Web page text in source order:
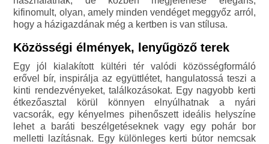
kifinomult, olyan, amely minden vendéget meggyőz arról,
hogy a házigazdának még a kertben is van stílusa.
Közösségi élmények, lenyűgöző terek
Egy jól kialakított kültéri tér valódi közösségformáló
erővel bír, inspirálja az együttlétet, hangulatossá teszi a
kinti rendezvényeket, találkozásokat. Egy nagyobb kerti
étkezőasztal körül könnyen elnyúlhatnak a nyári
vacsorák, egy kényelmes pihenőszett ideális helyszíne
lehet a baráti beszélgetéseknek vagy egy pohár bor
melletti lazításnak. Egy különleges kerti bútor nemcsak